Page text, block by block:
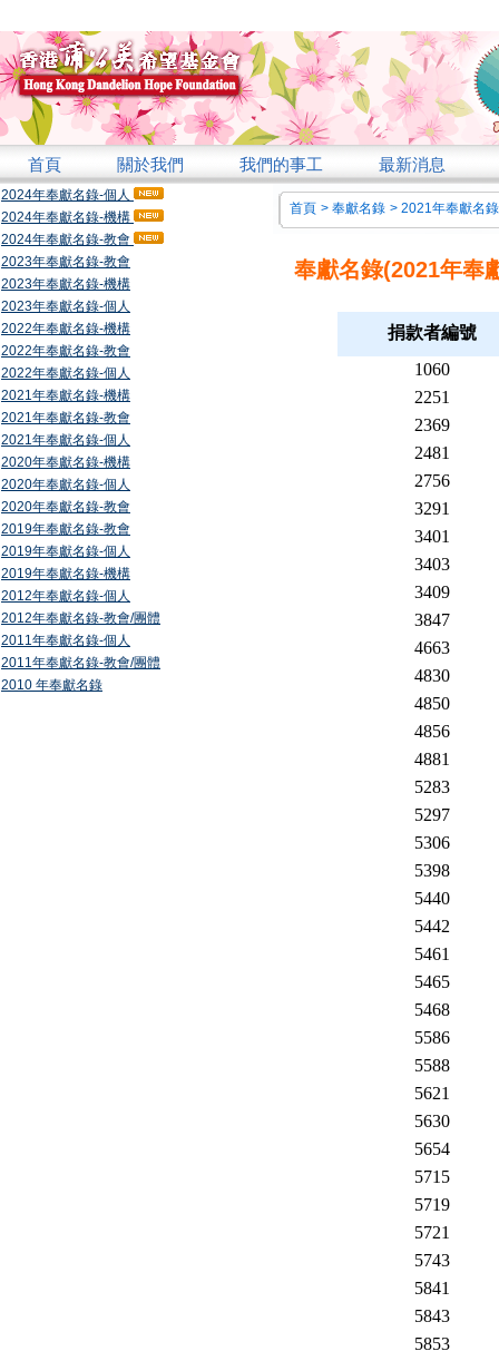
首頁 關於我們 我們的事工 最新消息
2024年奉獻名錄-個人
2024年奉獻名錄-機構
2024年奉獻名錄-教會
2023年奉獻名錄-教會
2023年奉獻名錄-機構
2023年奉獻名錄-個人
2022年奉獻名錄-機構
2022年奉獻名錄-教會
2022年奉獻名錄-個人
2021年奉獻名錄-機構
2021年奉獻名錄-教會
2021年奉獻名錄-個人
2020年奉獻名錄-機構
2020年奉獻名錄-個人
2020年奉獻名錄-教會
2019年奉獻名錄-教會
2019年奉獻名錄-個人
2019年奉獻名錄-機構
2012年奉獻名錄-個人
2012年奉獻名錄-教會/團體
2011年奉獻名錄-個人
2011年奉獻名錄-教會/團體
2010 年奉獻名錄
首頁 > 奉獻名錄 > 2021年奉獻名
奉獻名錄(2021年奉
捐款者編號
1060
2251
2369
2481
2756
3291
3401
3403
3409
3847
4663
4830
4850
4856
4881
5283
5297
5306
5398
5440
5442
5461
5465
5468
5586
5588
5621
5630
5654
5715
5719
5721
5743
5841
5843
5853